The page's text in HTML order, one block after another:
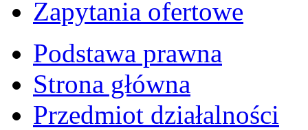
Zapytania ofertowe
Podstawa prawna
Strona główna
Przedmiot działalności